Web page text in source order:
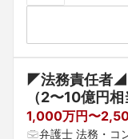
◤法務責任者◢
（2〜10億円
1,000万円〜
弁護士 法務・コ